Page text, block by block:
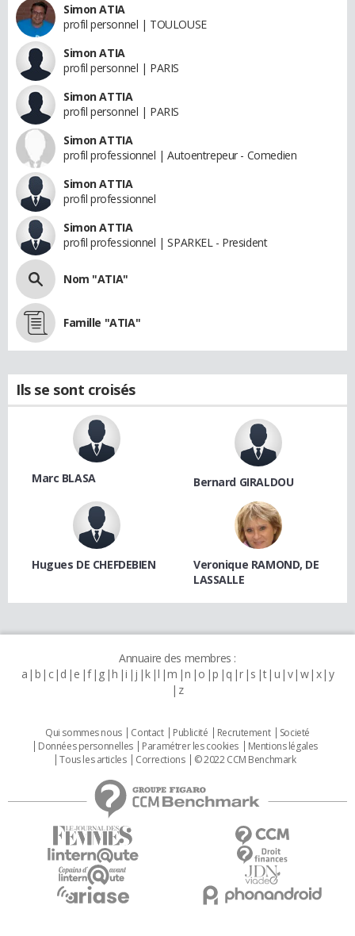
Simon ATIA
profil personnel | TOULOUSE
Simon ATIA
profil personnel | PARIS
Simon ATTIA
profil personnel | PARIS
Simon ATTIA
profil professionnel | Autoentrepeur - Comedien
Simon ATTIA
profil professionnel
Simon ATTIA
profil professionnel | SPARKEL - President
Nom "ATIA"
Famille "ATIA"
Ils se sont croisés
Marc BLASA Bernard GIRALDOU
Hugues DE CHEFDEBIEN
Veronique RAMOND, DE
LASSALLE
Annuaire des membres :
a b c d e f g h i j k l m n o p q r s t u v w x y
z
Qui sommes nous Contact Publicité Recrutement
Societé
Données personnelles
Paramétrer les cookies
Mentions légales
Tous les articles
Corrections © 2022 CCM Benchmark